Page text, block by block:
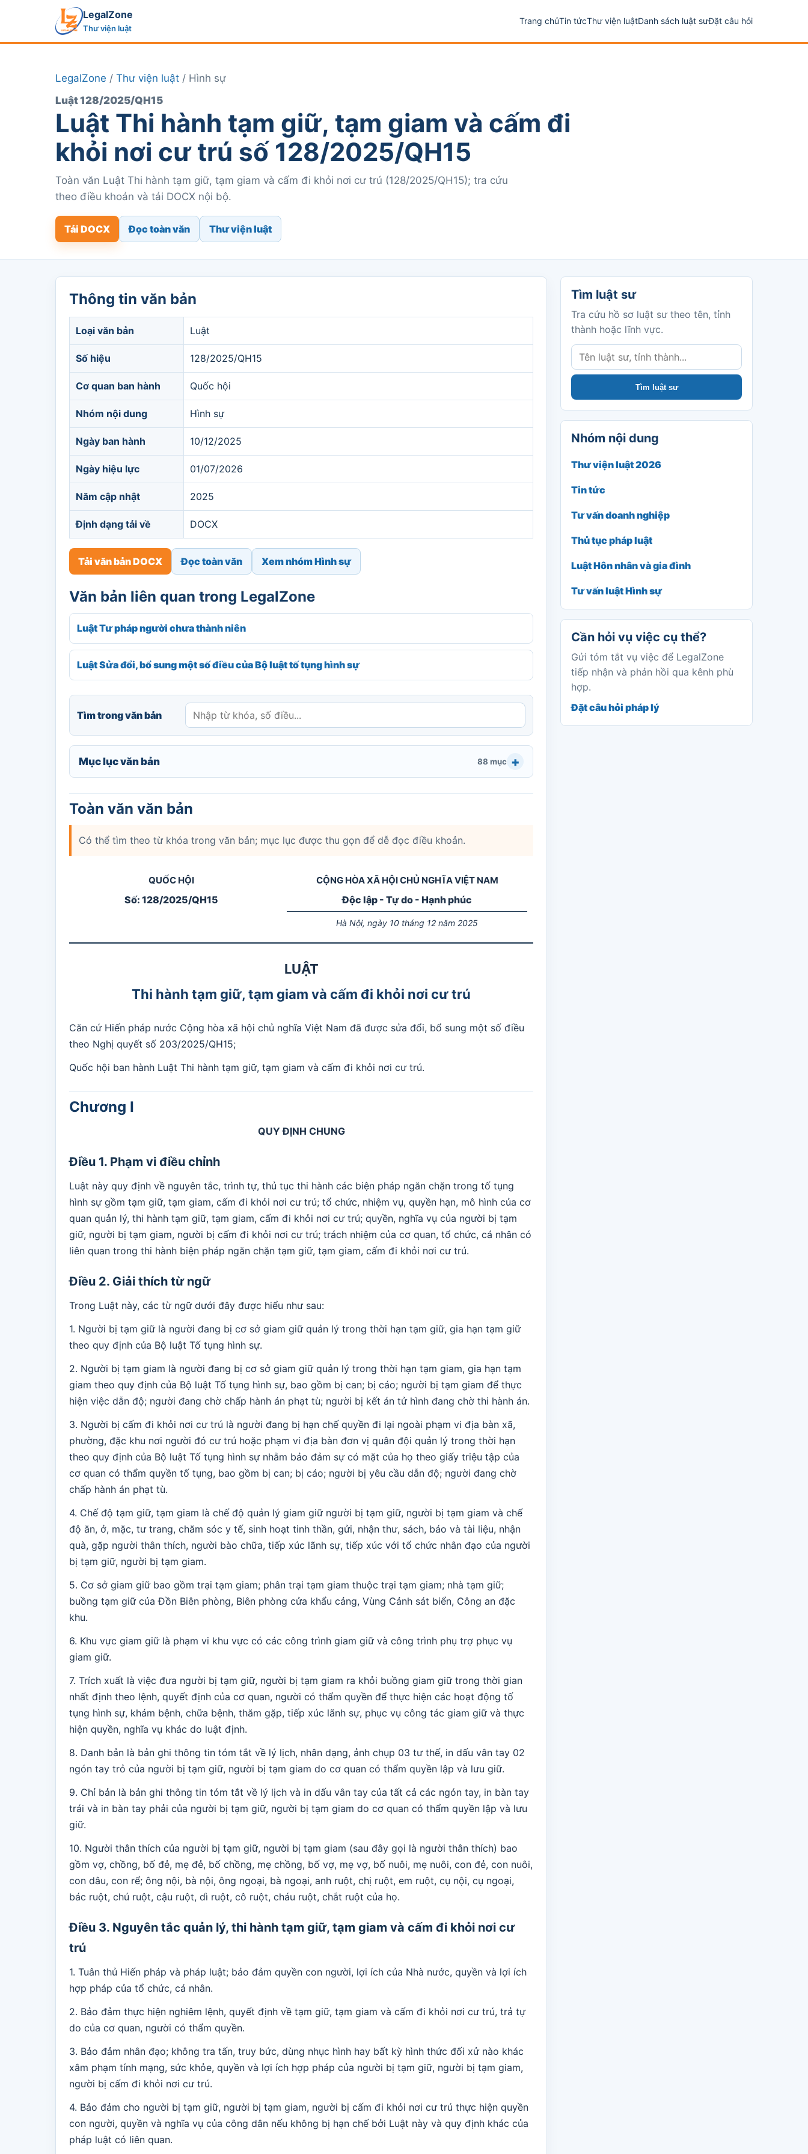
LegalZone
Thư viện luật
Trang chủTin tứcThư viện luậtDanh sách luật sưĐặt câu hỏi
LegalZone / Thư viện luật / Hình sự
Luật 128/2025/QH15
Luật Thi hành tạm giữ, tạm giam và cấm đi
khỏi nơi cư trú số 128/2025/QH15
Toàn văn Luật Thi hành tạm giữ, tạm giam và cấm đi khỏi nơi cư trú (128/2025/QH15); tra cứu
theo điều khoản và tải DOCX nội bộ.
Tải DOCX Đọc toàn văn Thư viện luật
Thông tin văn bản
Loại văn bản Luật
Số hiệu 128/2025/QH15
Cơ quan ban hành Quốc hội
Nhóm nội dung Hình sự
Ngày ban hành 10/12/2025
Ngày hiệu lực 01/07/2026
Năm cập nhật 2025
Định dạng tải về DOCX
Tải văn bản DOCX Đọc toàn văn Xem nhóm Hình sự
Văn bản liên quan trong LegalZone
Luật Tư pháp người chưa thành niên
Luật Sửa đổi, bổ sung một số điều của Bộ luật tố tụng hình sự
Tìm trong văn bản
Mục lục văn bản 88 mục
Toàn văn văn bản
Có thể tìm theo từ khóa trong văn bản; mục lục được thu gọn để dễ đọc điều khoản.
QUỐC HỘI
Số: 128/2025/QH15
CỘNG HÒA XÃ HỘI CHỦ NGHĨA VIỆT NAM
Độc lập - Tự do - Hạnh phúc
Hà Nội, ngày 10 tháng 12 năm 2025
LUẬT
Thi hành tạm giữ, tạm giam và cấm đi khỏi nơi cư trú
Căn cứ Hiến pháp nước Cộng hòa xã hội chủ nghĩa Việt Nam đã được sửa đổi, bổ sung một số điều
theo Nghị quyết số 203/2025/QH15;
Quốc hội ban hành Luật Thi hành tạm giữ, tạm giam và cấm đi khỏi nơi cư trú.
Chương I
QUY ĐỊNH CHUNG
Điều 1. Phạm vi điều chỉnh
Luật này quy định về nguyên tắc, trình tự, thủ tục thi hành các biện pháp ngăn chặn trong tố tụng
hình sự gồm tạm giữ, tạm giam, cấm đi khỏi nơi cư trú; tổ chức, nhiệm vụ, quyền hạn, mô hình của cơ
quan quản lý, thi hành tạm giữ, tạm giam, cấm đi khỏi nơi cư trú; quyền, nghĩa vụ của người bị tạm
giữ, người bị tạm giam, người bị cấm đi khỏi nơi cư trú; trách nhiệm của cơ quan, tổ chức, cá nhân có
liên quan trong thi hành biện pháp ngăn chặn tạm giữ, tạm giam, cấm đi khỏi nơi cư trú.
Điều 2. Giải thích từ ngữ
Trong Luật này, các từ ngữ dưới đây được hiểu như sau:
1. Người bị tạm giữ là người đang bị cơ sở giam giữ quản lý trong thời hạn tạm giữ, gia hạn tạm giữ
theo quy định của Bộ luật Tố tụng hình sự.
2. Người bị tạm giam là người đang bị cơ sở giam giữ quản lý trong thời hạn tạm giam, gia hạn tạm
giam theo quy định của Bộ luật Tố tụng hình sự, bao gồm bị can; bị cáo; người bị tạm giam để thực
hiện việc dẫn độ; người đang chờ chấp hành án phạt tù; người bị kết án tử hình đang chờ thi hành án.
3. Người bị cấm đi khỏi nơi cư trú là người đang bị hạn chế quyền đi lại ngoài phạm vi địa bàn xã,
phường, đặc khu nơi người đó cư trú hoặc phạm vi địa bàn đơn vị quân đội quản lý trong thời hạn
theo quy định của Bộ luật Tố tụng hình sự nhằm bảo đảm sự có mặt của họ theo giấy triệu tập của
cơ quan có thẩm quyền tố tụng, bao gồm bị can; bị cáo; người bị yêu cầu dẫn độ; người đang chờ
chấp hành án phạt tù.
4. Chế độ tạm giữ, tạm giam là chế độ quản lý giam giữ người bị tạm giữ, người bị tạm giam và chế
độ ăn, ở, mặc, tư trang, chăm sóc y tế, sinh hoạt tinh thần, gửi, nhận thư, sách, báo và tài liệu, nhận
quà, gặp người thân thích, người bào chữa, tiếp xúc lãnh sự, tiếp xúc với tổ chức nhân đạo của người
bị tạm giữ, người bị tạm giam.
5. Cơ sở giam giữ bao gồm trại tạm giam; phân trại tạm giam thuộc trại tạm giam; nhà tạm giữ;
buồng tạm giữ của Đồn Biên phòng, Biên phòng cửa khẩu cảng, Vùng Cảnh sát biển, Công an đặc
khu.
6. Khu vực giam giữ là phạm vi khu vực có các công trình giam giữ và công trình phụ trợ phục vụ
giam giữ.
7. Trích xuất là việc đưa người bị tạm giữ, người bị tạm giam ra khỏi buồng giam giữ trong thời gian
nhất định theo lệnh, quyết định của cơ quan, người có thẩm quyền để thực hiện các hoạt động tố
tụng hình sự, khám bệnh, chữa bệnh, thăm gặp, tiếp xúc lãnh sự, phục vụ công tác giam giữ và thực
hiện quyền, nghĩa vụ khác do luật định.
8. Danh bản là bản ghi thông tin tóm tắt về lý lịch, nhân dạng, ảnh chụp 03 tư thế, in dấu vân tay 02
ngón tay trỏ của người bị tạm giữ, người bị tạm giam do cơ quan có thẩm quyền lập và lưu giữ.
9. Chỉ bản là bản ghi thông tin tóm tắt về lý lịch và in dấu vân tay của tất cả các ngón tay, in bàn tay
trái và in bàn tay phải của người bị tạm giữ, người bị tạm giam do cơ quan có thẩm quyền lập và lưu
giữ.
10. Người thân thích của người bị tạm giữ, người bị tạm giam (sau đây gọi là người thân thích) bao
gồm vợ, chồng, bố đẻ, mẹ đẻ, bố chồng, mẹ chồng, bố vợ, mẹ vợ, bố nuôi, mẹ nuôi, con đẻ, con nuôi,
con dâu, con rể; ông nội, bà nội, ông ngoại, bà ngoại, anh ruột, chị ruột, em ruột, cụ nội, cụ ngoại,
bác ruột, chú ruột, cậu ruột, dì ruột, cô ruột, cháu ruột, chắt ruột của họ.
Điều 3. Nguyên tắc quản lý, thi hành tạm giữ, tạm giam và cấm đi khỏi nơi cư
trú
1. Tuân thủ Hiến pháp và pháp luật; bảo đảm quyền con người, lợi ích của Nhà nước, quyền và lợi ích
hợp pháp của tổ chức, cá nhân.
2. Bảo đảm thực hiện nghiêm lệnh, quyết định về tạm giữ, tạm giam và cấm đi khỏi nơi cư trú, trả tự
do của cơ quan, người có thẩm quyền.
3. Bảo đảm nhân đạo; không tra tấn, truy bức, dùng nhục hình hay bất kỳ hình thức đối xử nào khác
xâm phạm tính mạng, sức khỏe, quyền và lợi ích hợp pháp của người bị tạm giữ, người bị tạm giam,
người bị cấm đi khỏi nơi cư trú.
4. Bảo đảm cho người bị tạm giữ, người bị tạm giam, người bị cấm đi khỏi nơi cư trú thực hiện quyền
con người, quyền và nghĩa vụ của công dân nếu không bị hạn chế bởi Luật này và quy định khác của
pháp luật có liên quan.
Tìm luật sư
Tra cứu hồ sơ luật sư theo tên, tỉnh
thành hoặc lĩnh vực.
Tìm luật sư
Tìm luật sư
Nhóm nội dung
Thư viện luật 2026
Tin tức
Tư vấn doanh nghiệp
Thủ tục pháp luật
Luật Hôn nhân và gia đình
Tư vấn luật Hình sự
Cần hỏi vụ việc cụ thể?
Gửi tóm tắt vụ việc để LegalZone
tiếp nhận và phản hồi qua kênh phù
hợp.
Đặt câu hỏi pháp lý